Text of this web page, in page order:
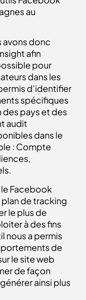
au
avons donc
afin
pour
dans les
d’identifier
spécifiques
des pays et des
audit
dans le
: Compte
Facebook
plan de tracking
le plus de
à des fins
nous a permis
de
le site web
de façon
ainsi plus